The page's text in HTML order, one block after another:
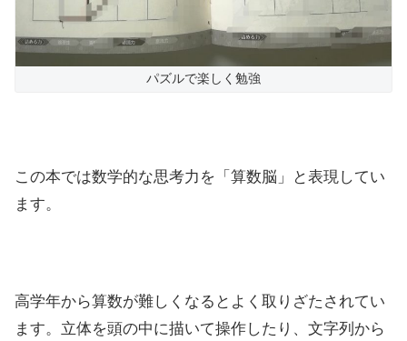
パズルで楽しく勉強
この本では数学的な思考力を「算数脳」と表現してい
ます。
高学年から算数が難しくなるとよく取りざたされてい
ます。立体を頭の中に描いて操作したり、文字列から